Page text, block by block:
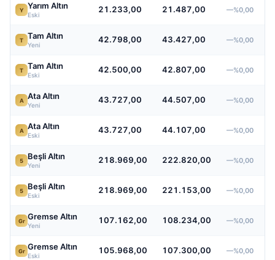
Y Yarım Altın
Eski
21.233,00 21.487,00 —%0,00
T Tam Altın
Yeni
42.798,00 43.427,00 —%0,00
T Tam Altın
Eski
42.500,00 42.807,00 —%0,00
A Ata Altın
Yeni
43.727,00 44.507,00 —%0,00
A Ata Altın
Eski
43.727,00 44.107,00 —%0,00
5 Beşli Altın
Yeni
218.969,00 222.820,00 —%0,00
5 Beşli Altın
Eski
218.969,00 221.153,00 —%0,00
Gr Gremse Altın
Yeni
107.162,00 108.234,00 —%0,00
Gr Gremse Altın
Eski
105.968,00 107.300,00 —%0,00